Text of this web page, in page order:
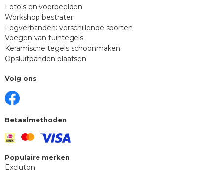
Foto's en voorbeelden
Workshop bestraten
Legverbanden: verschillende soorten
Voegen van tuintegels
Keramische tegels schoonmaken
Opsluitbanden plaatsen
Volg ons
Betaalmethoden
Populaire merken
Excluton